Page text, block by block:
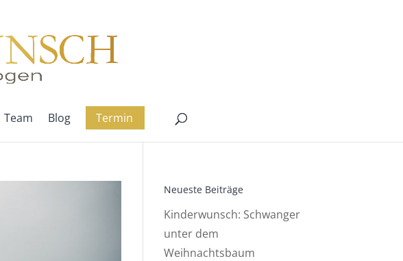
Team Blog Termin
Neueste Beiträge
Kinderwunsch: Schwanger
unter dem
Weihnachtsbaum